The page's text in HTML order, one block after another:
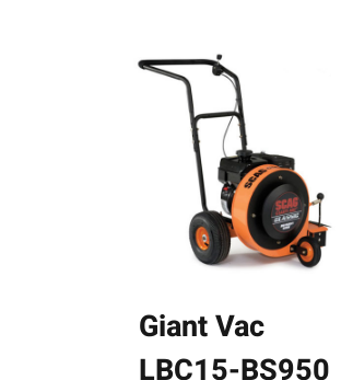
Giant Vac
LBC15-BS950